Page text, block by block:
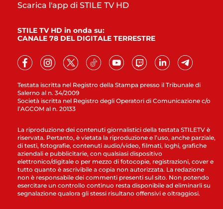
Testata iscritta nel Registro della Stampa presso il Tribunale di
Salerno al n. 34/2009
Società iscritta nel Registro degli Operatori di Comunicazione c/o
l’AGCOM al n. 20133
Scarica l'app di STILE TV HD
STILE TV HD in onda su:
CANALE 78 DEL DIGITALE TERRESTRE
La riproduzione dei contenuti giornalistici della testata STILETV è
riservata. Pertanto, è vietata la riproduzione e l’uso, anche parziale,
di testi, fotografie, contenuti audio/video, filmati, loghi, grafiche
aziendali e pubblicitarie, con qualsiasi dispositivo
elettronico/digitale o per mezzo di fotocopie, registrazioni, cover e
tutto quanto è ascrivibile a copia non autorizzata. La redazione
non è responsabile dei commenti presenti sul sito. Non potendo
esercitare un controllo continuo resta disponibile ad eliminarli su
segnalazione qualora gli stessi risultano offensivi e oltraggiosi.